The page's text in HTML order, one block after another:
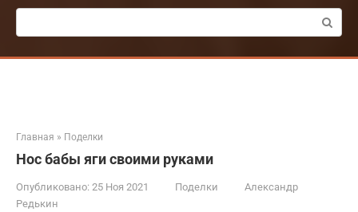
Поиск:
Главная » Поделки
Нос бабы яги своими руками
Опубликовано: 25 Ноя 2021 Поделки
Александр
Редькин